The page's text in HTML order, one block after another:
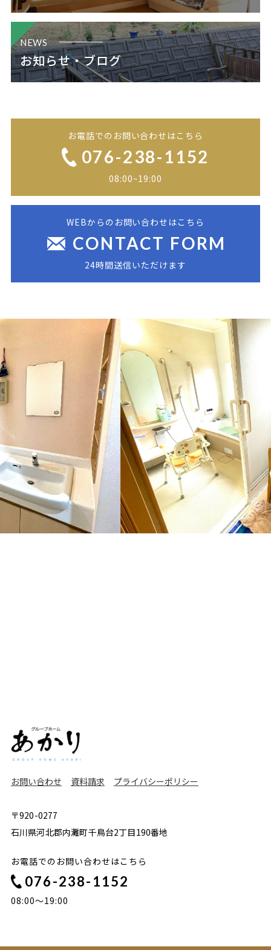
NEWS
お知らせ・ブログ
お電話でのお問い合わせはこちら
076-238-1152
08:00~19:00
WEBからのお問い合わせはこちら
CONTACT FORM
24時間送信いただけます
お問い合わせ 資料請求 プライバシーポリシー
〒920-0277
石川県河北郡内灘町千鳥台2丁目190番地
お電話でのお問い合わせはこちら
076-238-1152
08:00〜19:00